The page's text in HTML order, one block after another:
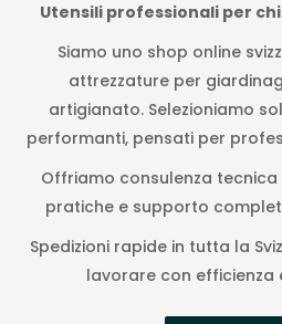
Utensili professionali per
Siamo uno shop online
attrezzature per
artigianato. Selezioniamo
performanti, pensati per
Offriamo consulenza
pratiche e supporto
Spedizioni rapide in tutta la
lavorare con efficienza